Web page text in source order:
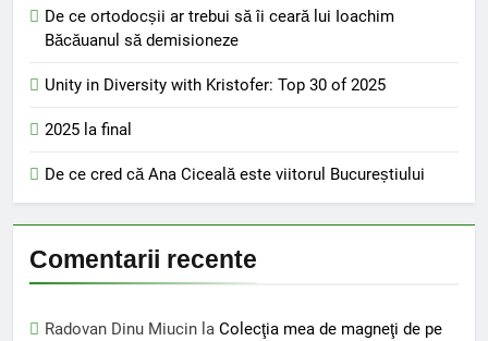
De ce ortodocșii ar trebui să îi ceară lui Ioachim
Băcăuanul să demisioneze
Unity in Diversity with Kristofer: Top 30 of 2025
2025 la final
De ce cred că Ana Ciceală este viitorul Bucureștiului
Comentarii recente
Radovan Dinu Miucin la Colecţia mea de magneţi de pe